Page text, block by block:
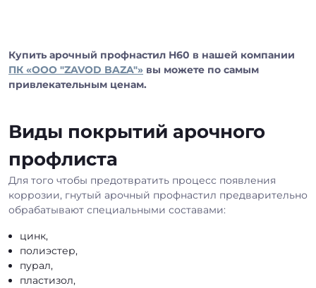
Купить арочный профнастил Н60 в нашей компании
ПК «OOO "ZAVOD BAZA"» вы можете по самым
привлекательным ценам.
Виды покрытий арочного
профлиста
Для того чтобы предотвратить процесс появления
коррозии, гнутый арочный профнастил предварительно
обрабатывают специальными составами:
цинк,
полиэстер,
пурал,
пластизол,